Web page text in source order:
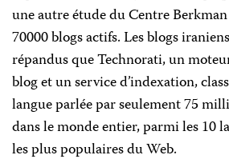
une autre étude du Centre
70000 blogs actifs. Les blogs
répandus que Technorati, un
blog et un service d’indexation,
langue parlée par seulement 75
dans le monde entier, parmi les 10
les plus populaires du Web.